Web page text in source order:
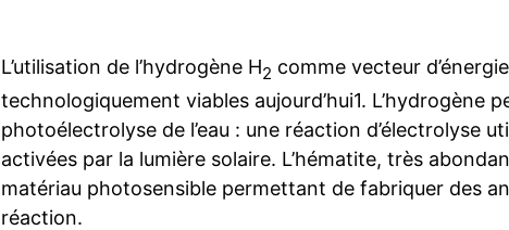
L’utilisation de l’hydrogène H2 comme vecteur
technologiquement viables aujourd’hui1. L’hydrogène
photoélectrolyse de l’eau : une réaction d’électrolyse
activées par la lumière solaire. L’hématite, très
matériau photosensible permettant de fabriquer des
réaction.